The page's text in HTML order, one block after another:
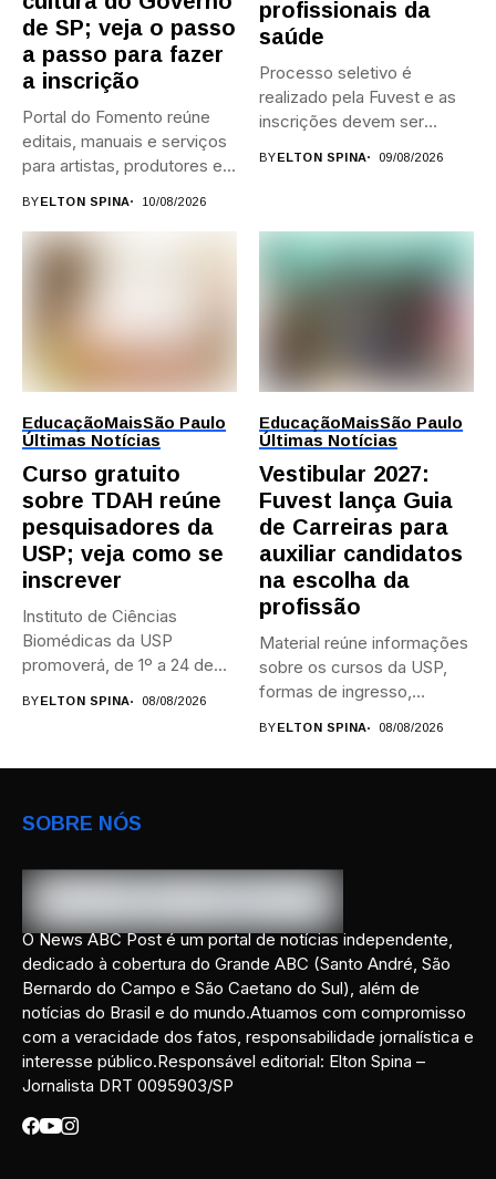
de SP; veja o passo
a passo para fazer
a inscrição
Portal do Fomento reúne
editais, manuais e serviços
para artistas, produtores e...
BYELTON SPINA 10/08/2026
profissionais da
saúde
Processo seletivo é
realizado pela Fuvest e as
inscrições devem ser
BYELTON SPINA 09/08/2026
EducaçãoMaisSão Paulo
Últimas Notícias
Curso gratuito
sobre TDAH reúne
pesquisadores da
USP; veja como se
inscrever
Instituto de Ciências
Biomédicas da USP
promoverá, de 1º a 24 de...
BY ELTON SPINA 08/08/2026
EducaçãoMaisSão Paulo
Últimas Notícias
Vestibular 2027:
Fuvest lança Guia
de Carreiras para
auxiliar candidatos
na escolha da
profissão
Material reúne informações
sobre os cursos da USP,
formas de ingresso,
BY ELTON SPINA 08/08/2026
SOBRE NÓS
O News ABC Post é um portal de notícias independente,
dedicado à cobertura do Grande ABC (Santo André, São
Bernardo do Campo e São Caetano do Sul), além de
notícias do Brasil e do mundo.Atuamos com compromisso
com a veracidade dos fatos, responsabilidade jornalística e
interesse público.Responsável editorial: Elton Spina –
Jornalista DRT 0095903/SP